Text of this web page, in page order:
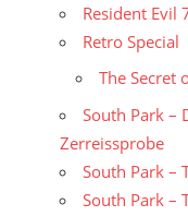
Resident Evil
Retro Special
The Secret
South Park –
Zerreissprobe
South Park –
South Park –